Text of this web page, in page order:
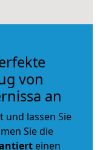
von
an
und lassen Sie
Sie die
einen